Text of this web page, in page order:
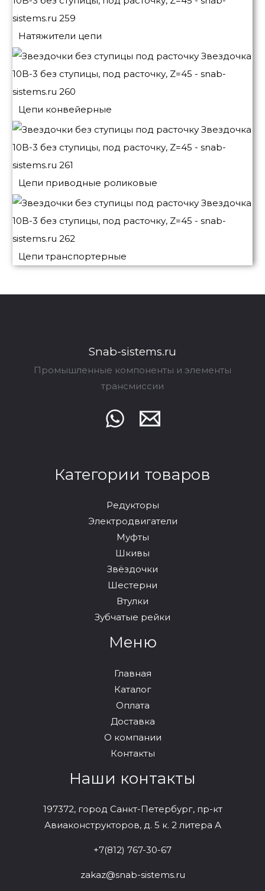
Натяжители цепи
Цепи конвейерные
Цепи приводные роликовые
Цепи транспортерные
Snab-sistems.ru
Промышленные компоненты и элементы
трансмиссии
Категории товаров
Редукторы
Электродвигатели
Муфты
Шкивы
Звёздочки
Шестерни
Втулки
Зубчатые рейки
Меню
Главная
Каталог
Оплата
Доставка
О компании
Контакты
Наши контакты
197372, город Санкт-Петербург, пр-кт
Авиаконструкторов, д. 5 к. 2 литера А
+7(812) 767-30-67
zakaz@snab-sistems.ru